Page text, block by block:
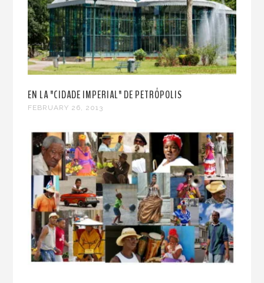
EN LA "CIDADE IMPERIAL" DE PETRÓPOLIS
FEBRUARY 26, 2013